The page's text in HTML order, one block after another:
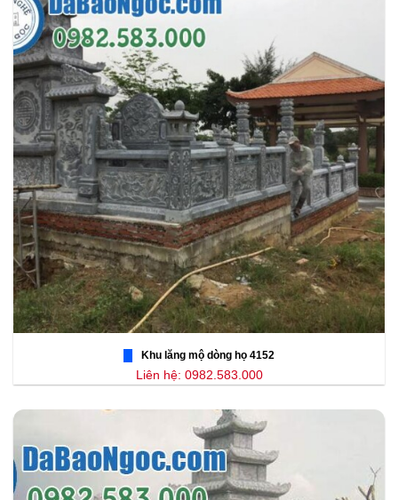
Khu lăng mộ dòng họ 4152
Liên hệ: 0982.583.000